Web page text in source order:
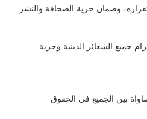
وضمان حرية الصحافة والنشر
جميع الشعائر الدينية وحرية
بين الجميع في الحقوق